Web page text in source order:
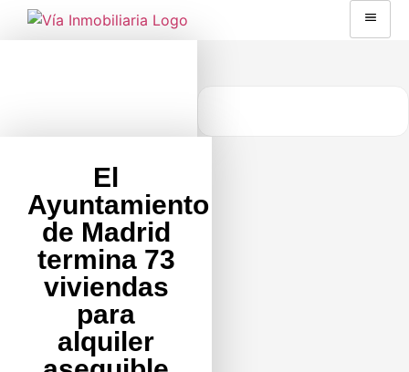
El
Ayuntamiento
de Madrid
termina 73
viviendas
para
alquiler